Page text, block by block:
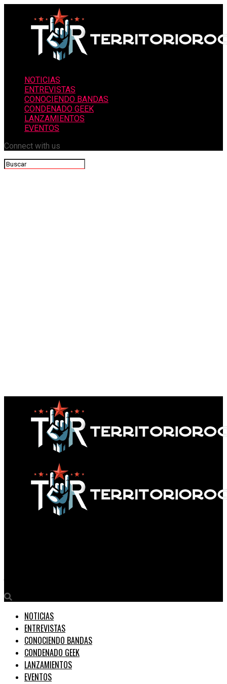
NOTICIAS
ENTREVISTAS
CONOCIENDO BANDAS
CONDENADO GEEK
LANZAMIENTOS
EVENTOS
Connect with us
NOTICIAS
ENTREVISTAS
CONOCIENDO BANDAS
CONDENADO GEEK
LANZAMIENTOS
EVENTOS